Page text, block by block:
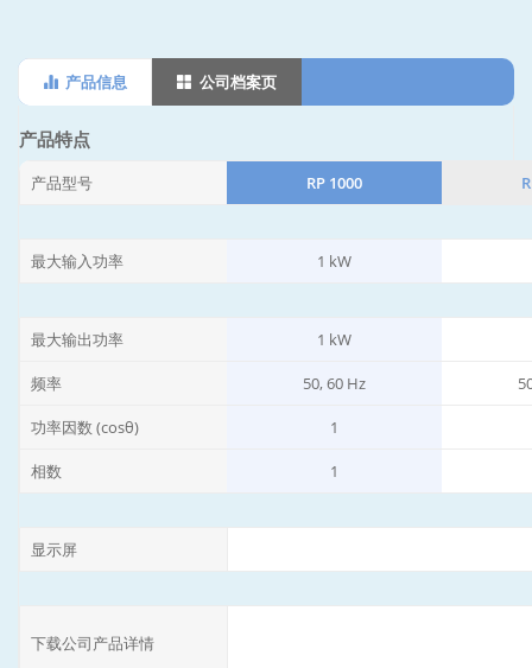
产品信息 公司档案页
产品特点
产品型号 RP 1000
最大输入功率 1 kW
最大输出功率 1 kW
频率 50, 60 Hz
功率因数 (cosθ) 1
相数 1
显示屏
下载公司产品详情